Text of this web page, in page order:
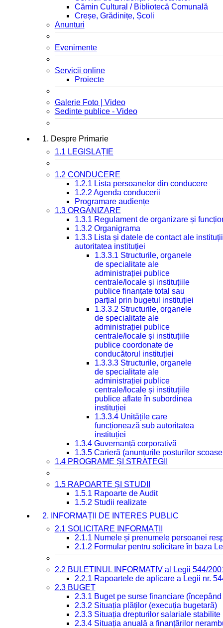
Cămin Cultural / Bibliotecă Comunală
Creșe, Grădinițe, Școli
Anunțuri
Evenimente
Servicii online
Proiecte
Galerie Foto | Video
Sedinte publice - Video
1. Despre Primarie
1.1 LEGISLAȚIE
1.2 CONDUCERE
1.2.1 Lista persoanelor din conducere
1.2.2 Agenda conducerii
Programare audiențe
1.3 ORGANIZARE
1.3.1 Regulament de organizare și
1.3.2 Organigrama
1.3.3 Lista și datele de contact ale
autoritatea instituției
1.3.3.1 Structurile, organele
de specialitate ale
administrației publice
centrale/locale și instituțiile
publice finanțate total sau
parțial prin bugetul instituției
1.3.3.2 Structurile, organele
de specialitate ale
administrației publice
centrale/locale și instituțiile
publice coordonate de
conducătorul instituției
1.3.3.3 Structurile, organele
de specialitate ale
administrației publice
centrale/locale și instituțiile
publice aflate în subordinea
instituției
1.3.3.4 Unitățile care
funcționează sub autoritatea
instituției
1.3.4 Guvernanță corporativă
1.3.5 Carieră (anunțurile posturilor
1.4 PROGRAME ȘI STRATEGII
1.5 RAPOARTE ȘI STUDII
1.5.1 Rapoarte de Audit
1.5.2 Studii realizate
2. INFORMAȚII DE INTERES PUBLIC
2.1 SOLICITARE INFORMAȚII
2.1.1 Numele și prenumele persoanei
2.1.2 Formular pentru solicitare în baza
2.2 BULETINUL INFORMATIV al Legii 544/
2.2.1 Rapoartele de aplicare a Legii nr.
2.3 BUGET
2.3.1 Buget pe surse financiare
2.3.2 Situația plăților (execuția bugetară)
2.3.3 Situația drepturilor salariale
2.3.4 Situația anuală a finanțărilor